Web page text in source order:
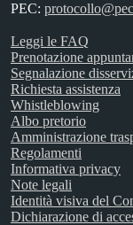
PEC:
Leggi le FAQ
Prenotazione
Segnalazione
Richiesta assistenza
Whistleblowing
Albo pretorio
Amministrazione
Regolamenti
Informativa privacy
Note legali
Identità visiva del
Dichiarazione di